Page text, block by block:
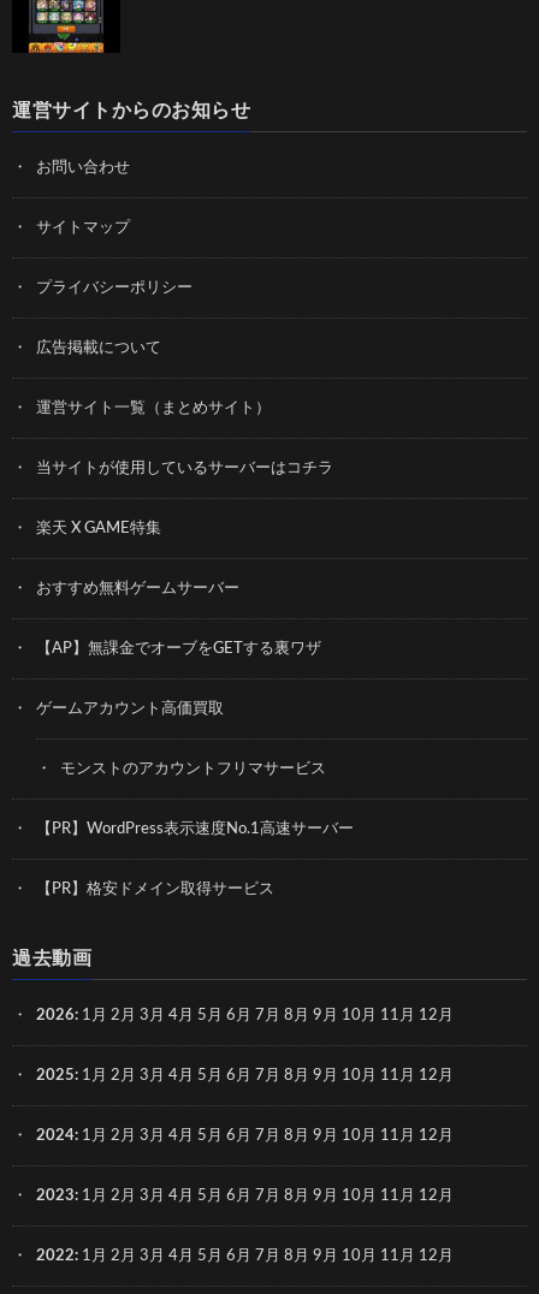
運営サイトからのお知らせ
お問い合わせ
サイトマップ
プライバシーポリシー
広告掲載について
運営サイト一覧（まとめサイト）
当サイトが使用しているサーバーはコチラ
楽天 X GAME特集
おすすめ無料ゲームサーバー
【AP】無課金でオーブをGETする裏ワザ
ゲームアカウント高価買取
モンストのアカウントフリマサービス
【PR】WordPress表示速度No.1高速サーバー
【PR】格安ドメイン取得サービス
過去動画
2026: 1月 2月 3月 4月 5月 6月 7月 8月 9月 10月 11月 12月
2025: 1月 2月 3月 4月 5月 6月 7月 8月 9月 10月 11月 12月
2024: 1月 2月 3月 4月 5月 6月 7月 8月 9月 10月 11月 12月
2023: 1月 2月 3月 4月 5月 6月 7月 8月 9月 10月 11月 12月
2022: 1月 2月 3月 4月 5月 6月 7月 8月 9月 10月 11月 12月